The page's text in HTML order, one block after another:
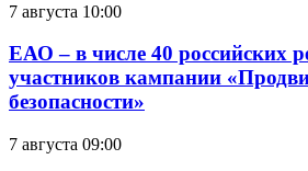
7 августа 10:00
ЕАО – в числе 40 российских
участников кампании
безопасности»
7 августа 09:00